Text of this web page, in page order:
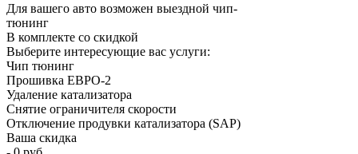
Для вашего авто возможен выездной чип-
тюнинг
В комплекте со скидкой
Выберите интересующие вас услуги:
Чип тюнинг
Прошивка ЕВРО-2
Удаление катализатора
Снятие ограничителя скорости
Отключение продувки катализатора (SAP)
Ваша скидка